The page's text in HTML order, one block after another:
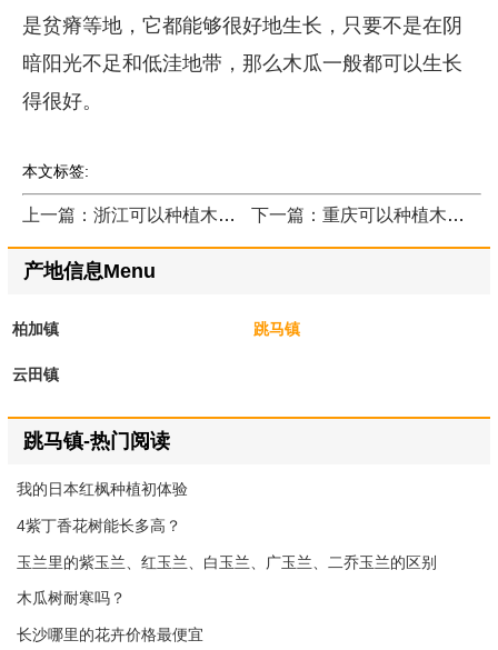
是贫瘠等地，它都能够很好地生长，只要不是在阴
暗阳光不足和低洼地带，那么木瓜一般都可以生长
得很好。
本文标签:
上一篇：浙江可以种植木瓜树吗？ 下一篇：重庆可以种植木瓜树吗？
产地信息Menu
柏加镇 跳马镇
云田镇
跳马镇-热门阅读
我的日本红枫种植初体验
4紫丁香花树能长多高？
玉兰里的紫玉兰、红玉兰、白玉兰、广玉兰、二乔玉兰的区别
木瓜树耐寒吗？
长沙哪里的花卉价格最便宜